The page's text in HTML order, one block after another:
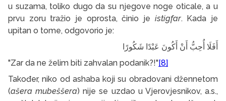
u suzama, toliko dugo da su njegove noge oticale, a u
prvu zoru tražio je oprosta, činio je istigfar. Kada je
upitan o tome, odgovorio je:
أَفَلَا أُحِبُّ أَنْ أَكُونَ عَبْدًا شَكُورًا
"Zar da ne želim biti zahvalan podanik?!"[8]
Također, niko od ashaba koji su obradovani džennetom
(ašera mubeššera) nije se uzdao u Vjerovjesnikov, a.s.,